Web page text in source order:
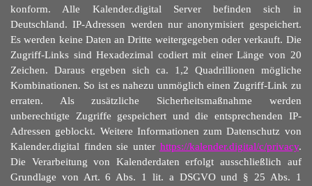
konform. Alle Kalender.digital Server befinden sich in
Deutschland. IP-Adressen werden nur anonymisiert gespeichert.
Es werden keine Daten an Dritte weitergegeben oder verkauft. Die
Zugriff-Links sind Hexadezimal codiert mit einer Länge von 20
Zeichen. Daraus ergeben sich ca. 1,2 Quadrillionen mögliche
Kombinationen. So ist es nahezu unmöglich einen Zugriff-Link zu
erraten. Als zusätzliche Sicherheitsmaßnahme werden
unberechtigte Zugriffe gespeichert und die entsprechenden IP-
Adressen geblockt. Weitere Informationen zum Datenschutz von
Kalender.digital finden sie unter https://kalender.digital/c/privacy.
Die Verarbeitung von Kalenderdaten erfolgt ausschließlich auf
Grundlage von Art. 6 Abs. 1 lit. a DSGVO und § 25 Abs. 1